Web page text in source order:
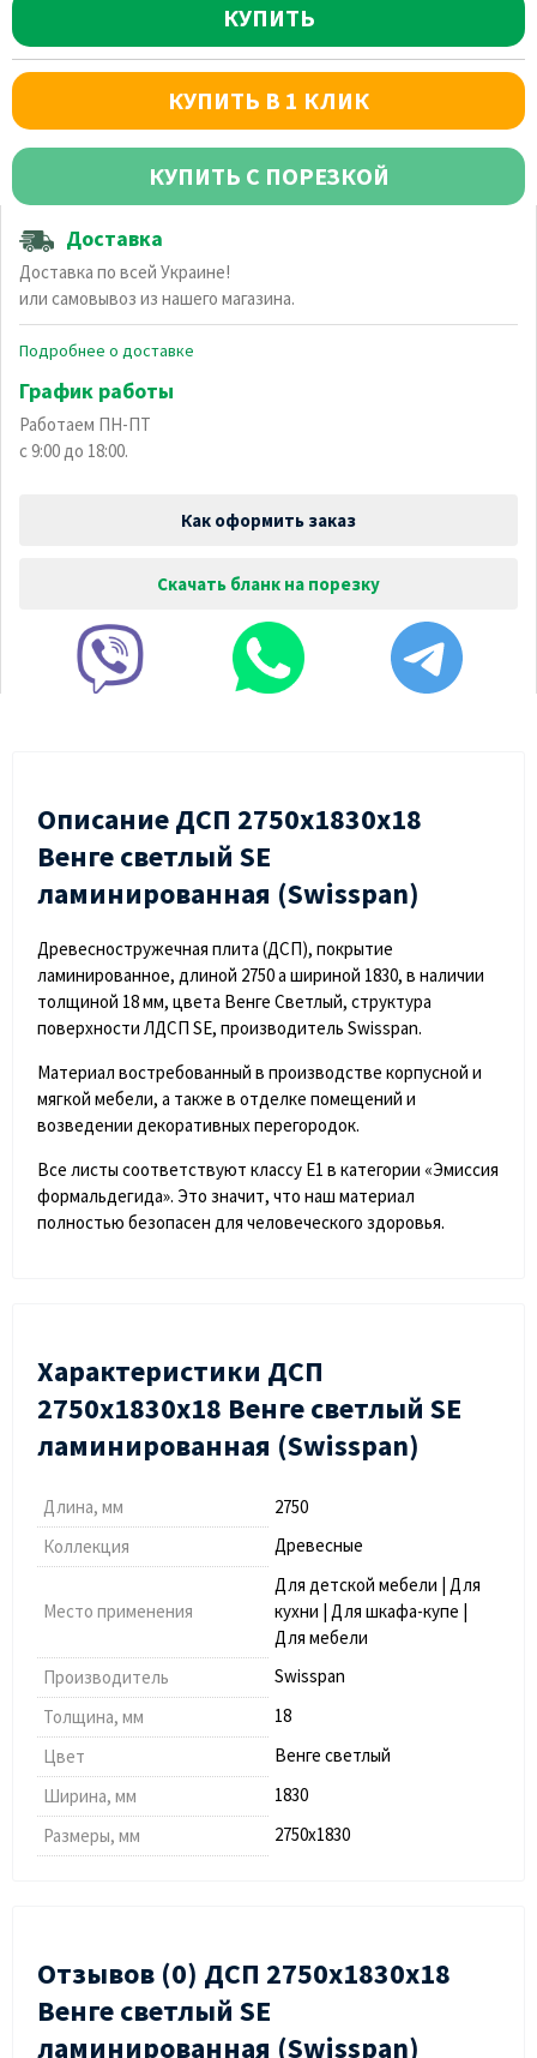
КУПИТЬ
КУПИТЬ В 1 КЛИК
КУПИТЬ С ПОРЕЗКОЙ
Доставка
Доставка по всей Украине!
или самовывоз из нашего магазина.
Подробнее о доставке
График работы
Работаем ПН-ПТ
с 9:00 до 18:00.
Как оформить заказ
Скачать бланк на порезку
Описание ДСП 2750х1830х18
Венге светлый SE
ламинированная (Swisspan)
Древесностружечная плита (ДСП), покрытие
ламинированное, длиной 2750 а шириной 1830, в наличии
толщиной 18 мм, цвета Венге Светлый, структура
поверхности ЛДСП SE, производитель Swisspan.
Материал востребованный в производстве корпусной и
мягкой мебели, а также в отделке помещений и
возведении декоративных перегородок.
Все листы соответствуют классу Е1 в категории «Эмиссия
формальдегида». Это значит, что наш материал
полностью безопасен для человеческого здоровья.
Характеристики ДСП
2750х1830х18 Венге светлый SE
ламинированная (Swisspan)
Длина, мм
2750
Коллекция
Древесные
Место применения
Для детской мебели | Для
кухни | Для шкафа-купе |
Для мебели
Производитель
Swisspan
Толщина, мм
18
Цвет
Венге светлый
Ширина, мм
1830
Размеры, мм
2750х1830
Отзывов (0) ДСП 2750х1830х18
Венге светлый SE
ламинированная (Swisspan)